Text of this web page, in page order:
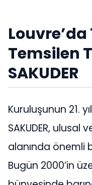
Temsilen
SAKUDER
Kuruluşunun 21.
SAKUDER, ulusal
alanında önemli
Bugün 2000’in